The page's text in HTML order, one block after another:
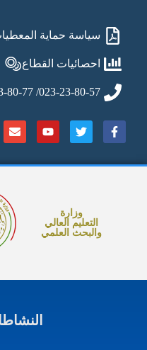
سياسة حماية
احصائيات القطاع
023-23-80-57/ 023-23-80-77
وزارة
التعليم العالي
والبحث العلمي